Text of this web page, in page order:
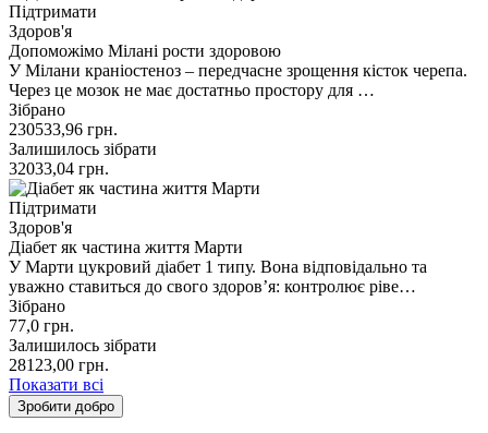
Підтримати
Здоров'я
Допоможімо Мілані рости здоровою
У Мілани краніостеноз – передчасне зрощення кісток черепа.
Через це мозок не має достатньо простору для …
Зібрано
230533,96 грн.
Залишилось зібрати
32033,04 грн.
Підтримати
Здоров'я
Діабет як частина життя Марти
У Марти цукровий діабет 1 типу. Вона відповідально та
уважно ставиться до свого здоров’я: контролює ріве…
Зібрано
77,0 грн.
Залишилось зібрати
28123,00 грн.
Показати всі
Зробити добро